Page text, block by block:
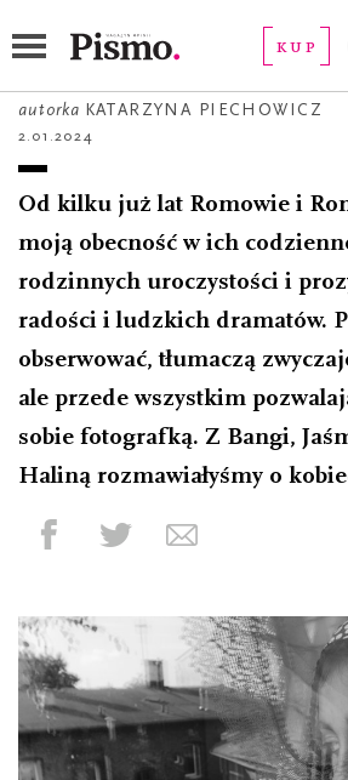
KUP
Romni
autorka KATARZYNA PIECHOWICZ
2.01.2024
Od kilku już lat Romowie i
moją obecność w ich
rodzinnych uroczystości i
radości i ludzkich dramatów.
obserwować, tłumaczą
ale przede wszystkim
sobie fotografką. Z Bangi,
Haliną rozmawiałyśmy o